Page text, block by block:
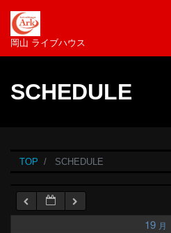
岡山 ライブハウス
SCHEDULE
TOP SCHEDULE
19 月
3:00 AM
4:00 AM
6:00 AM
7:00 AM